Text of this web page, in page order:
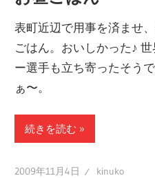
表町近辺で用事を済ませ
ごはん。おいしかった♪
ー選手も立ち寄ったそう
ぁ〜。
続きを読む
2009年11月4日 kinuko